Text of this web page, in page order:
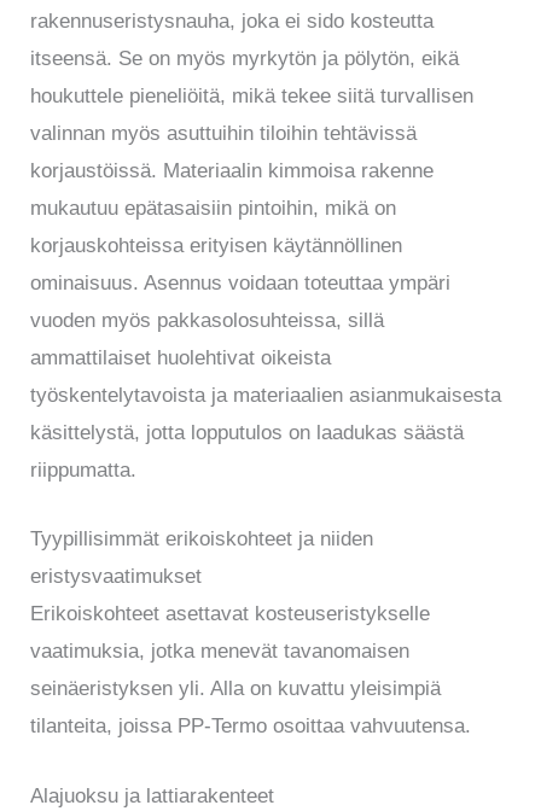
rakennuseristysnauha, joka ei sido kosteutta
itseensä. Se on myös myrkytön ja pölytön, eikä
houkuttele pieneliöitä, mikä tekee siitä turvallisen
valinnan myös asuttuihin tiloihin tehtävissä
korjaustöissä. Materiaalin kimmoisa rakenne
mukautuu epätasaisiin pintoihin, mikä on
korjauskohteissa erityisen käytännöllinen
ominaisuus. Asennus voidaan toteuttaa ympäri
vuoden myös pakkasolosuhteissa, sillä
ammattilaiset huolehtivat oikeista
työskentelytavoista ja materiaalien asianmukaisesta
käsittelystä, jotta lopputulos on laadukas säästä
riippumatta.
Tyypillisimmät erikoiskohteet ja niiden
eristysvaatimukset
Erikoiskohteet asettavat kosteuseristykselle
vaatimuksia, jotka menevät tavanomaisen
seinäeristyksen yli. Alla on kuvattu yleisimpiä
tilanteita, joissa PP-Termo osoittaa vahvuutensa.
Alajuoksu ja lattiarakenteet